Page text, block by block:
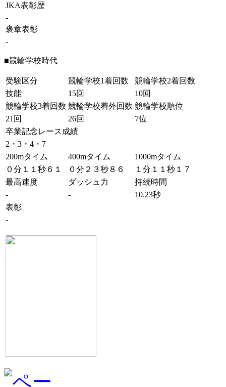
JKA表彰歴
-
褒章表彰
-
■競輪学校時代
受験区分 競輪学校1着回数
競輪学校2着回数
技能
15回
10回
競輪学校3着回数 競輪学校着外回数 競輪学校順位
21回
26回
7位
卒業記念レース成績
2・3・4・7
200mタイム
400mタイム
1000mタイム
０分１１秒６１
０分２３秒８６
１分１１秒１７
最高速度
ダッシュ力
持続時間
-
-
10.23秒
表彰
-